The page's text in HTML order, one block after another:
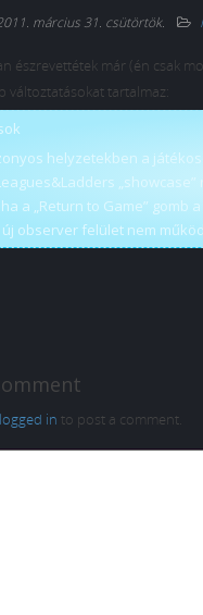
március 31. csütörtök.
észrevettétek már (én csak
változtatásokat tartalmaz:
helyzetekben a
a „Return to Game” gomb
új observer felület nem
logged in to post a comment.